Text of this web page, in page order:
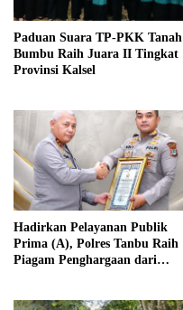
Paduan Suara TP-PKK Tanah
Bumbu Raih Juara II Tingkat
Provinsi Kalsel
Hadirkan Pelayanan Publik
Prima (A), Polres Tanbu Raih
Piagam Penghargaan dari